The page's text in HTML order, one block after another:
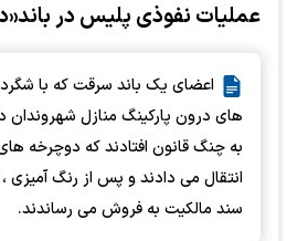
عملیات نفوذی پلیس در
اعضای یک باند سرقت که با
های درون پارکینگ منازل شهروندان
به چنگ قانون افتادند که دوچرخه های
انتقال می دادند و پس از رنگ
سند مالکیت به فروش می رساندند.